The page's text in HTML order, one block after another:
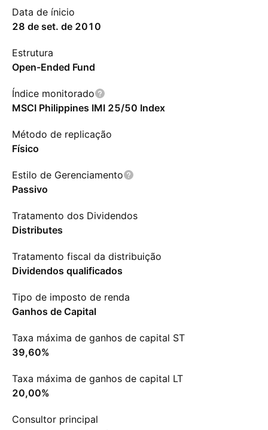
Data de ínicio
28 de set. de 2010
Estrutura
Open-Ended Fund
Índice monitorado
MSCI Philippines IMI 25/50 Index
Método de replicação
Físico
Estilo de Gerenciamento
Passivo
Tratamento dos Dividendos
Distributes
Tratamento fiscal da distribuição
Dividendos qualificados
Tipo de imposto de renda
Ganhos de Capital
Taxa máxima de ganhos de capital ST
39,60%
Taxa máxima de ganhos de capital LT
20,00%
Consultor principal